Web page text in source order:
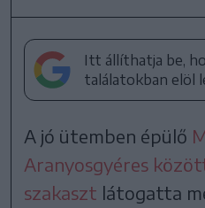
Itt állíthatja be,
találatokban elöl
A jó ütemben épülő
Aranyosgyéres
szakaszt látogatta